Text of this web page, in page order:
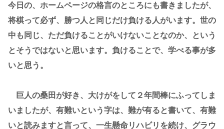
今日の、ホームページの格言のところにも書きましたが、
将棋って必ず、勝つ人と同じだけ負ける人がいます。世の
中も同じ、ただ負けることがいけないことなのか、という
とそうではないと思います。負けることで、学べる事が多
いと思う。
巨人の桑田が好き、大けがをして２年間棒にふってしま
いましたが、有難いという字は、難が有ると書いて、有難
いと読みますと言って、一生懸命リハビリを続け、グラウ